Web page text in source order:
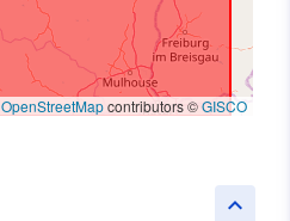
OpenStreetMapcontributors ©GISCO
keyboard_arrow_up